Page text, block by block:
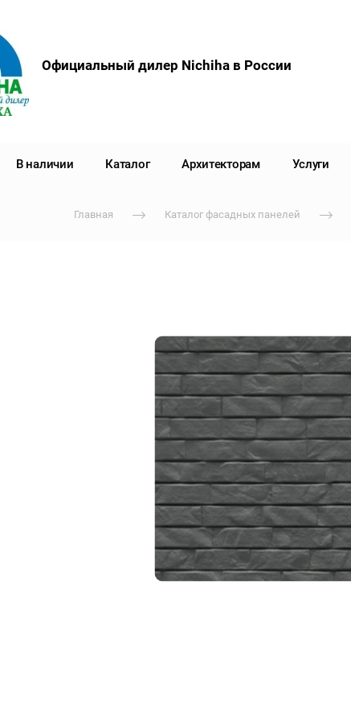
Официальный дилер Nichiha в России
В наличии Каталог Архитекторам Услуги
Главная Каталог фасадных панелей